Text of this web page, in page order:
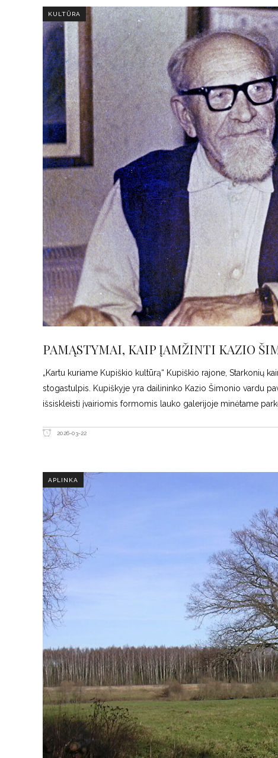
KULTŪRA
PAMĄSTYMAI, KAIP ĮAMŽINTI KAZIO
„Kartu kuriame Kupiškio kultūrą“ Kupiškio rajone, Starkonių
stogastulpis. Kupiškyje yra dailininko Kazio Šimonio vardu
išsiskleisti įvairiomis formomis lauko galerijoje minėtame
2026-03-22
APLINKA